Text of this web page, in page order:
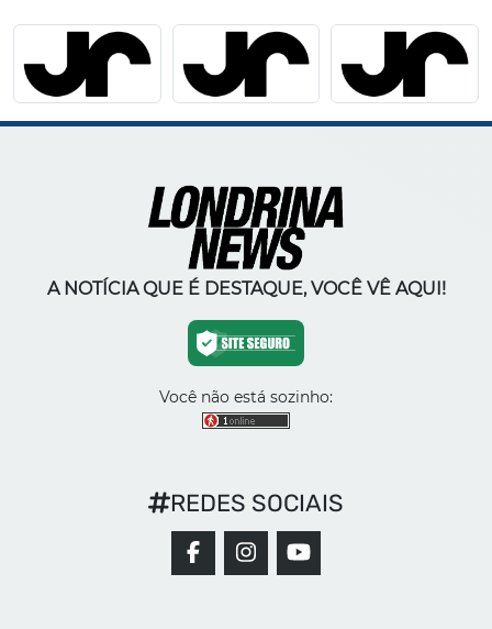
A NOTÍCIA QUE É DESTAQUE, VOCÊ VÊ AQUI!
Você não está sozinho:
REDES SOCIAIS